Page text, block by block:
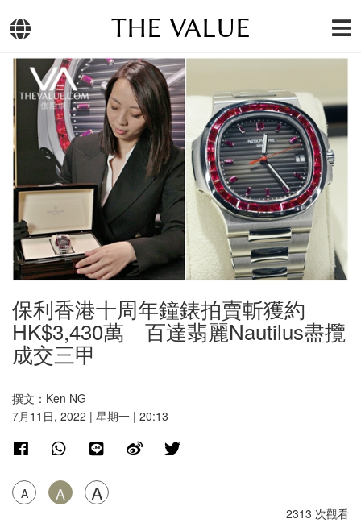
THE VALUE
保利香港十周年鐘錶拍賣斬獲約
HK$3,430萬 百達翡麗Nautilus盡攬
成交三甲
撰文：Ken NG
7月11日, 2022 | 星期一 | 20:13
A A A
2313 次觀看